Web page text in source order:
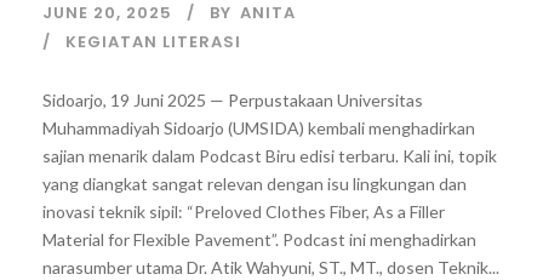
JUNE 20, 2025 BY ANITA
KEGIATAN LITERASI
Sidoarjo, 19 Juni 2025 — Perpustakaan Universitas
Muhammadiyah Sidoarjo (UMSIDA) kembali menghadirkan
sajian menarik dalam Podcast Biru edisi terbaru. Kali ini, topik
yang diangkat sangat relevan dengan isu lingkungan dan
inovasi teknik sipil: “Preloved Clothes Fiber, As a Filler
Material for Flexible Pavement”. Podcast ini menghadirkan
narasumber utama Dr. Atik Wahyuni, ST., MT., dosen Teknik...